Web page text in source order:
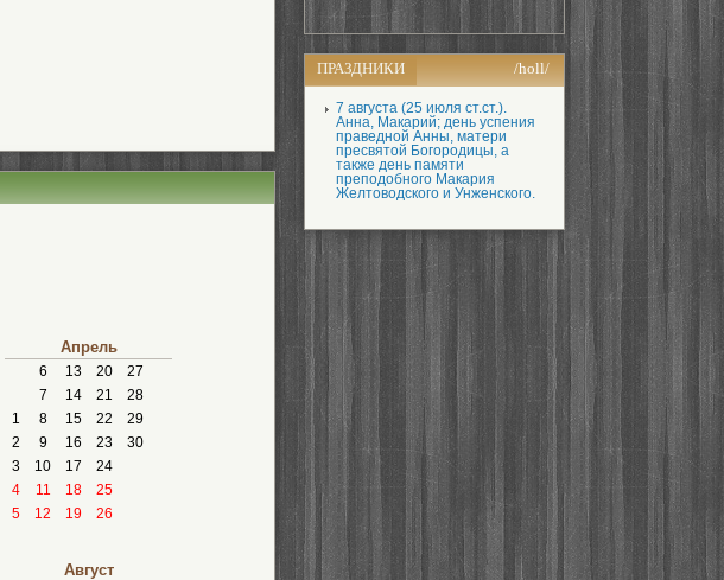
ПРАЗДНИКИ /holl/
7 августа (25 июля ст.ст.).
Анна, Макарий; день успения
праведной Анны, матери
пресвятой Богородицы, а
также день памяти
преподобного Макария
Желтоводского и Унженского.
Апрель
6 13 20
27
7
14 21
28
1
8 15 22
29
2
9 16 23
30
3
10 17
24
4
11 18
25
5
12 19 26
Август